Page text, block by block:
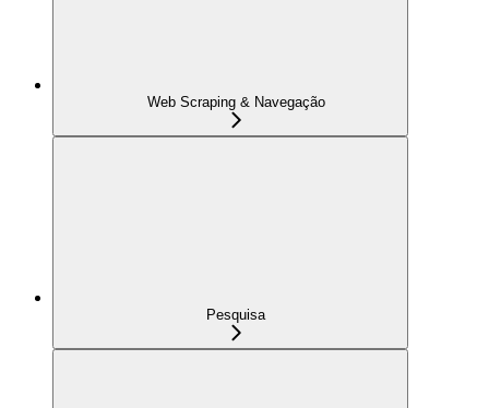
Web Scraping & Navegação
Pesquisa